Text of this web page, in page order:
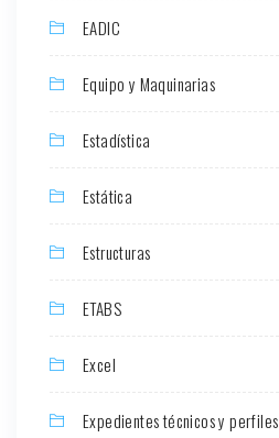
EADIC
Equipo y Maquinarias
Estadística
Estática
Estructuras
ETABS
Excel
Expedientes técnicos y perfiles